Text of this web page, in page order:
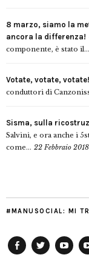
8 marzo, siamo la
ancora la differenza!
componente, è stato il...
Votate, votate, votate!
conduttori di
Sisma, sulla
Salvini, e ora anche i
come... 22 Febbraio 2018
#MANUSOCIAL: MI